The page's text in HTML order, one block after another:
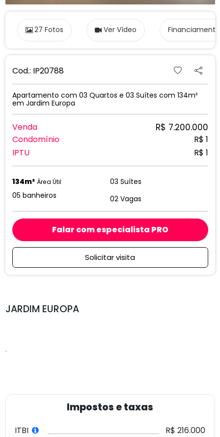
27 Fotos Ver Vídeo Financiamento
Cod.: IP20788
Apartamento com 03 Quartos e 03 Suítes com 134m²
em Jardim Europa
Venda R$ 7.200.000
Condomínio
R$ 1
IPTU
R$ 1
134m² Área Útil
03 Suítes
05 banheiros
02 Vagas
Falar com especialista PRO
Solicitar visita
JARDIM EUROPA
.
Impostos e taxas
ITBI
R$ 216.000